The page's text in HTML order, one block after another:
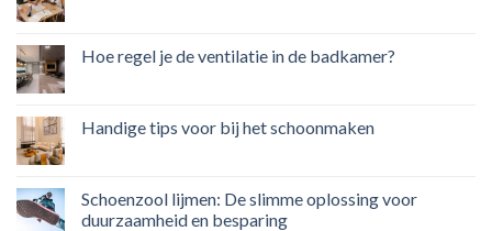
Hoe regel je de ventilatie in de badkamer?
Handige tips voor bij het schoonmaken
Schoenzool lijmen: De slimme oplossing voor
duurzaamheid en besparing